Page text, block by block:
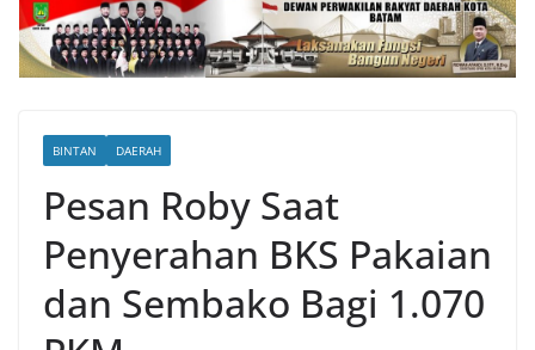
BINTAN DAERAH
Pesan Roby Saat
Penyerahan BKS Pakaian
dan Sembako Bagi 1.070